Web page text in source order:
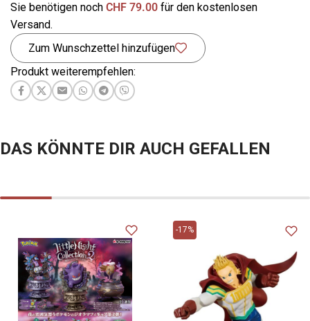
Sie benötigen noch CHF 79.00 für den kostenlosen
Versand.
Zum Wunschzettel hinzufügen
Produkt weiterempfehlen:
DAS KÖNNTE DIR AUCH GEFALLEN
-17%